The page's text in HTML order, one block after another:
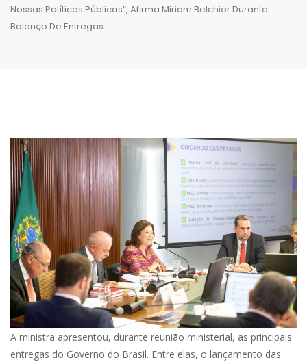
Nossas Políticas Públicas”, Afirma Miriam Belchior Durante
Balanço De Entregas
A ministra apresentou, durante reunião ministerial, as principais
entregas do Governo do Brasil. Entre elas, o lançamento das